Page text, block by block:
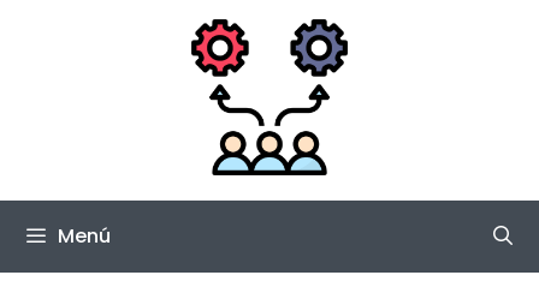
Menú